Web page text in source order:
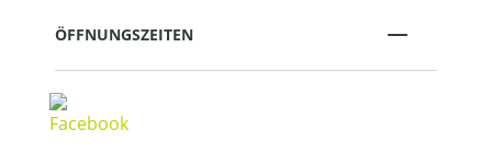
ÖFFNUNGSZEITEN